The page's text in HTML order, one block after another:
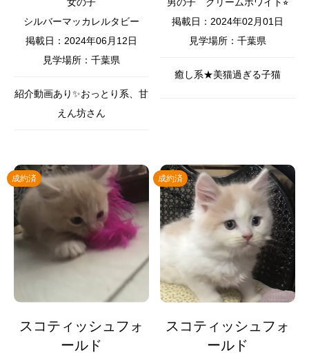
シルバーマッカレルタビー
掲載日：2024年06月12日
見学場所：千葉県
紹介動画あり✨おっとり系、甘
えん坊さん
掲載日：2024年02月01日
見学場所：千葉県
癒し系★美猫過ぎる子猫
成約済
スコティッシュフォ
ールド
成約済
スコティッシュフォ
ールド